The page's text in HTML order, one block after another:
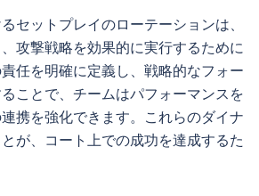
セットプレイのローテーションは、
攻撃戦略を効果的に実行するために
任を明確に定義し、戦略的なフォー
ことで、チームはパフォーマンスを
携を強化できます。これらのダイナ
が、コート上での成功を達成するた